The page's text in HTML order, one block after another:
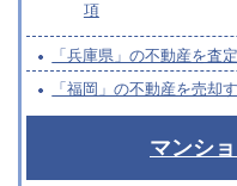
項
「兵庫県」の不動産を査
「福岡」の不動産を売却
マンシ